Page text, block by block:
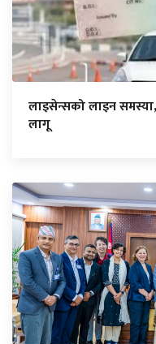
लाइसेन्सको लाइन
लागू